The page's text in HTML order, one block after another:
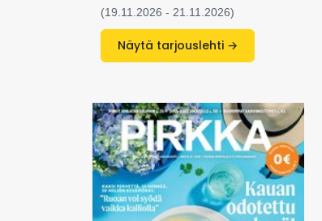
(19.11.2026 - 21.11.2026)
Näytä tarjouslehti →